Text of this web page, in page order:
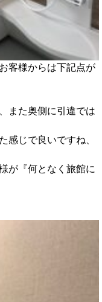
客様からは下記点が
また奥側に引違では
感じで良いですね、
が『何となく旅館に